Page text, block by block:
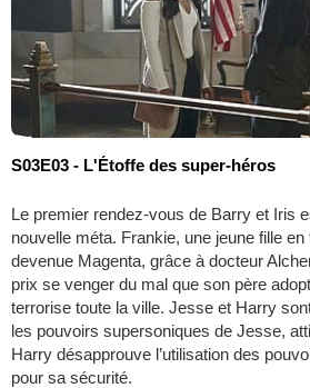
S03E03 - L'Étoffe des super-héros
Le premier rendez-vous de Barry et Iris
nouvelle méta. Frankie, une jeune fille en
devenue Magenta, grâce à docteur
prix se venger du mal que son père
terrorise toute la ville. Jesse et Harry
les pouvoirs supersoniques de Jesse,
Harry désapprouve l’utilisation des
pour sa sécurité.